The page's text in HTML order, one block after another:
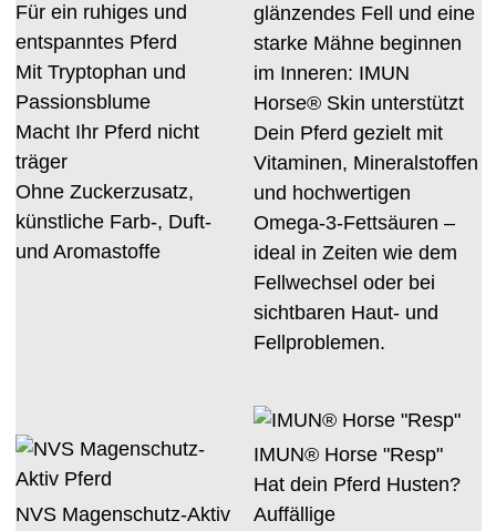
Für ein ruhiges und
entspanntes Pferd
Mit Tryptophan und
Passionsblume
Macht Ihr Pferd nicht
träger
Ohne Zuckerzusatz,
künstliche Farb-, Duft-
und Aromastoffe
glänzendes Fell und eine
starke Mähne beginnen
im Inneren: IMUN
Horse® Skin unterstützt
Dein Pferd gezielt mit
Vitaminen, Mineralstoffen
und hochwertigen
Omega-3-Fettsäuren –
ideal in Zeiten wie dem
Fellwechsel oder bei
sichtbaren Haut- und
Fellproblemen.
NVS Magenschutz-Aktiv
IMUN® Horse "Resp"
Hat dein Pferd Husten?
Auffällige